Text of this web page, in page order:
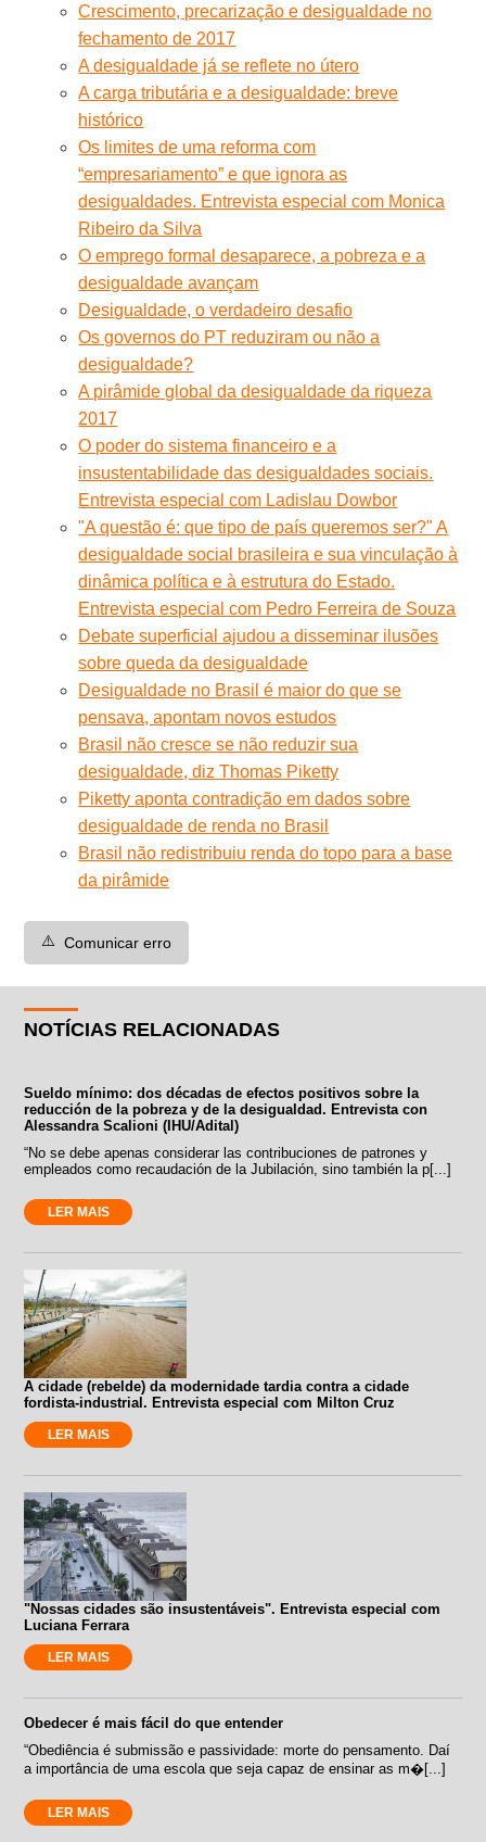
Crescimento, precarização e desigualdade no
fechamento de 2017
A desigualdade já se reflete no útero
A carga tributária e a desigualdade: breve
histórico
Os limites de uma reforma com
“empresariamento” e que ignora as
desigualdades. Entrevista especial com Monica
Ribeiro da Silva
O emprego formal desaparece, a pobreza e a
desigualdade avançam
Desigualdade, o verdadeiro desafio
Os governos do PT reduziram ou não a
desigualdade?
A pirâmide global da desigualdade da riqueza
2017
O poder do sistema financeiro e a
insustentabilidade das desigualdades sociais.
Entrevista especial com Ladislau Dowbor
"A questão é: que tipo de país queremos ser?" A
desigualdade social brasileira e sua vinculação à
dinâmica política e à estrutura do Estado.
Entrevista especial com Pedro Ferreira de Souza
Debate superficial ajudou a disseminar ilusões
sobre queda da desigualdade
Desigualdade no Brasil é maior do que se
pensava, apontam novos estudos
Brasil não cresce se não reduzir sua
desigualdade, diz Thomas Piketty
Piketty aponta contradição em dados sobre
desigualdade de renda no Brasil
Brasil não redistribuiu renda do topo para a base
da pirâmide
⚠️ Comunicar erro
NOTÍCIAS RELACIONADAS
Sueldo mínimo: dos décadas de efectos positivos sobre la
reducción de la pobreza y de la desigualdad. Entrevista con
Alessandra Scalioni (IHU/Adital)
“No se debe apenas considerar las contribuciones de patrones y
empleados como recaudación de la Jubilación, sino también la p[...]
LER MAIS
A cidade (rebelde) da modernidade tardia contra a cidade
fordista-industrial. Entrevista especial com Milton Cruz
LER MAIS
"Nossas cidades são insustentáveis". Entrevista especial com
Luciana Ferrara
LER MAIS
Obedecer é mais fácil do que entender
“Obediência é submissão e passividade: morte do pensamento. Daí
a importância de uma escola que seja capaz de ensinar as m�[...]
LER MAIS